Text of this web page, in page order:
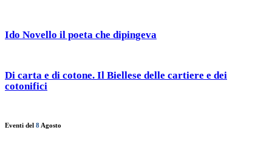
Ido Novello il poeta che dipingeva
Di carta e di cotone. Il Biellese delle cartiere e dei
cotonifici
Eventi del 8 Agosto